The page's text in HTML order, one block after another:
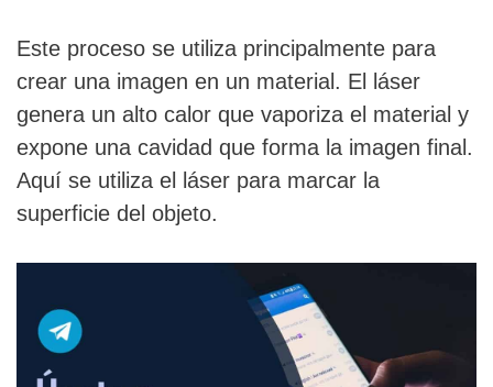
Este proceso se utiliza principalmente para
crear una imagen en un material. El láser
genera un alto calor que vaporiza el material y
expone una cavidad que forma la imagen final.
Aquí se utiliza el láser para marcar la
superficie del objeto.